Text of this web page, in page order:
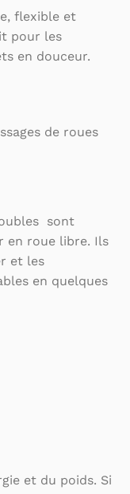
flexible et
pour les
en douceur.
de roues
sont
en roue libre. Ils
et les
en quelques
et du poids. Si